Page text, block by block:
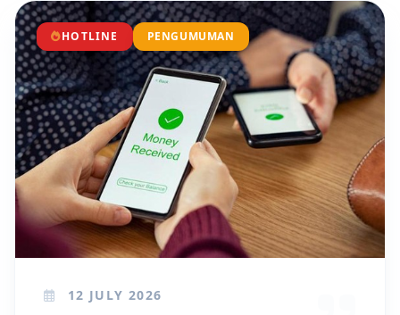
HOTLINE PENGUMUMAN
12 JULY 2026